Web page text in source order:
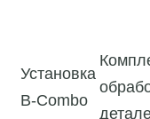
Установка
B-Combo